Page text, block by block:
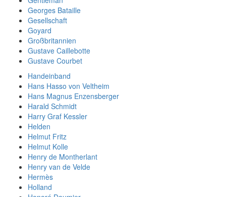
Georges Bataille
Gesellschaft
Goyard
Großbritannien
Gustave Caillebotte
Gustave Courbet
Handeinband
Hans Hasso von Veltheim
Hans Magnus Enzensberger
Harald Schmidt
Harry Graf Kessler
Helden
Helmut Fritz
Helmut Kolle
Henry de Montherlant
Henry van de Velde
Hermès
Holland